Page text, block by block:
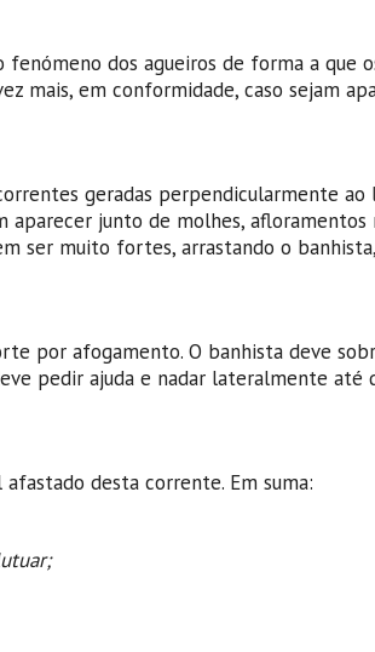
dos agueiros de forma a que
mais, em conformidade, caso sejam
geradas perpendicularmente
aparecer junto de molhes, afloramentos
ser muito fortes, arrastando o
por afogamento. O banhista deve
pedir ajuda e nadar lateralmente
desta corrente. Em suma: